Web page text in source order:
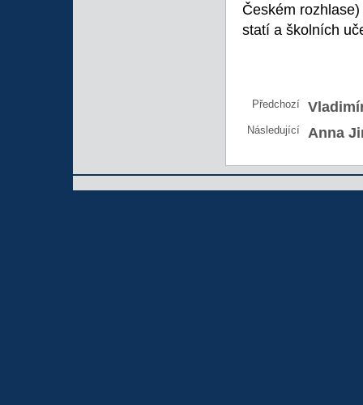
Českém
statí a školních
Předchozí
Následující Anna